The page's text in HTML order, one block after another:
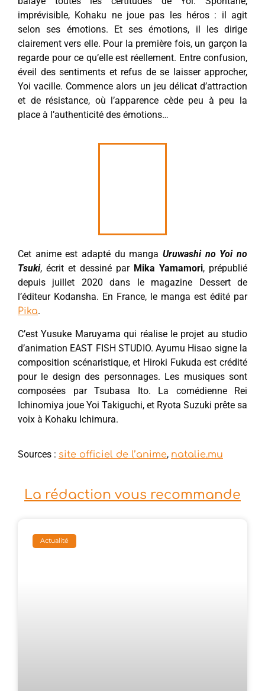
imprévisible, Kohaku ne joue pas les héros : il agit
selon ses émotions. Et ses émotions, il les dirige
clairement vers elle. Pour la première fois, un garçon la
regarde pour ce qu’elle est réellement. Entre confusion,
éveil des sentiments et refus de se laisser approcher,
Yoi vacille. Commence alors un jeu délicat d’attraction
et de résistance, où l’apparence cède peu à peu la
place à l’authenticité des émotions…
Cet anime est adapté du manga Uruwashi no Yoi no
Tsuki, écrit et dessiné par Mika Yamamori, prépublié
depuis juillet 2020 dans le magazine Dessert de
l’éditeur Kodansha. En France, le manga est édité par
Pika.
C’est Yusuke Maruyama qui réalise le projet au studio
d’animation EAST FISH STUDIO. Ayumu Hisao signe la
composition scénaristique, et Hiroki Fukuda est crédité
pour le design des personnages. Les musiques sont
composées par Tsubasa Ito. La comédienne Rei
Ichinomiya joue Yoi Takiguchi, et Ryota Suzuki prête sa
voix à Kohaku Ichimura.
Sources : site officiel de l’anime, natalie.mu
La rédaction vous recommande
Actualité